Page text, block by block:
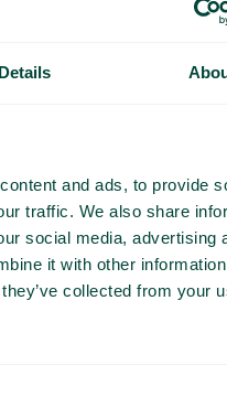
Details
and ads, to provide
traffic. We also share
social media, advertising
it with other
collected from your
lorsque vous surfez en
vous avez consommé
un SMS et avez la
nécessaire.